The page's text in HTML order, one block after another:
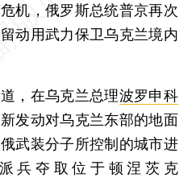
机，俄罗斯总统普京再次
动用武力保卫乌克兰境内
，在乌克兰总理波罗申科
发动对乌克兰东部的地面
武装分子所控制的城市进
兵夺取位于顿涅茨克